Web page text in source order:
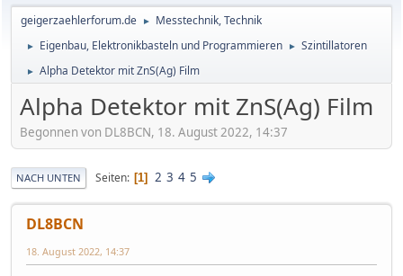
geigerzaehlerforum.de ► Messtechnik, Technik
► Eigenbau, Elektronikbasteln und Programmieren ► Szintillatoren
► Alpha Detektor mit ZnS(Ag) Film
Alpha Detektor mit ZnS(Ag) Film
Begonnen von DL8BCN, 18. August 2022, 14:37
NACH UNTEN Seiten 1 2 3 4 5
DL8BCN
18. August 2022, 14:37